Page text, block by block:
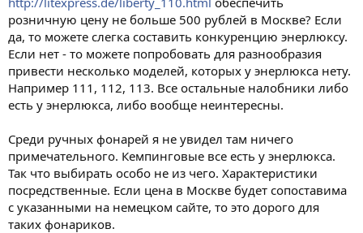
розничную цену не больше 500 рублей в Москве? Если
да, то можете слегка составить конкуренцию энерлюксу.
Если нет - то можете попробовать для разнообразия
привести несколько моделей, которых у энерлюкса нету.
Например 111, 112, 113. Все остальные налобники либо
есть у энерлюкса, либо вообще неинтересны.
Среди ручных фонарей я не увидел там ничего
примечательного. Кемпинговые все есть у энерлюкса.
Так что выбирать особо не из чего. Характеристики
посредственные. Если цена в Москве будет сопоставима
с указанными на немецком сайте, то это дорого для
таких фонариков.